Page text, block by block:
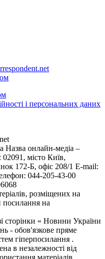
і персональних даних
Назва онлайн-медіа –
місто Київ,
172-Б, офіс 208/1 E-mail:
044-205-43-00
розміщених на
посилання на
сторінки « Новини України
- обов'язкове пряме
гіперпосилання .
в незалежності від
матеріалів.